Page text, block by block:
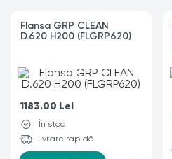
Flansa GRP CLEAN
D.620 H200 (FLGRP620)
1183.00 Lei
În stoc
Livrare rapidă